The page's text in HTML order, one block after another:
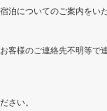
泊についてのご案内をい
客様のご連絡先不明等で
さい。